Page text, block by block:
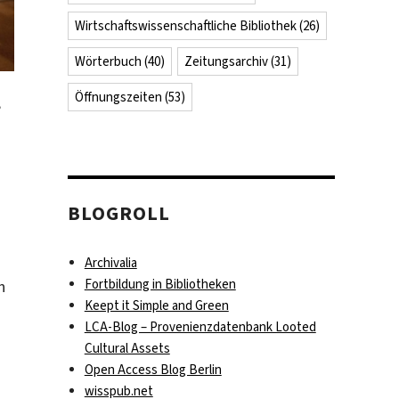
Wirtschaftswissenschaftliche Bibliothek(26)
Wörterbuch (40) Zeitungsarchiv(31)
Öffnungszeiten (53)
BLOGROLL
Archivalia
Fortbildung in Bibliotheken
Keept it Simple and Green
LCA-Blog – Provenienzdatenbank Looted
Cultural Assets
Open Access Blog Berlin
wisspub.net